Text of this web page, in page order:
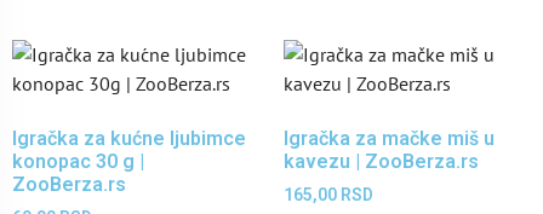
Igračka za kućne ljubimce
konopac 30 g |
ZooBerza.rs
Igračka za mačke miš u
kavezu | ZooBerza.rs
165,00 RSD